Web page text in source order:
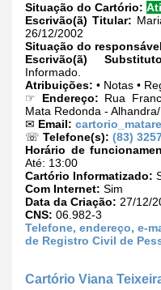
Situação do Cartório:
Escrivão(ã) Titular:
26/12/2002
Situação do
Escrivão(ã)
Informado.
Atribuições: • Notas •
☞ Endereço: Rua
Mata Redonda -
✉ Email:
☏ Telefone(s): (83)
Horário de
Até: 13:00
Cartório Informatizado:
Com Internet: Sim
Data da Criação: 27/12/
CNS: 06.982-3
Telefone, endereço, e-
de Registro Civil de
Cartório Viana